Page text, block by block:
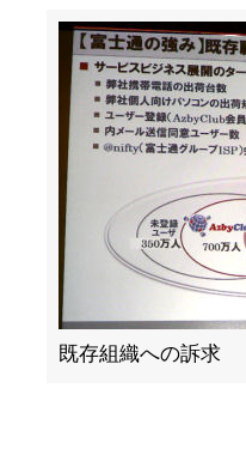
既存組織への訴求